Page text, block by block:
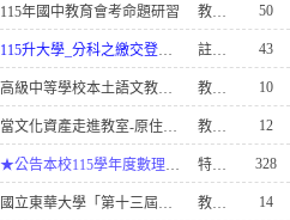
115年國中教育會考命題研習 教學組員二 50
115升大學_分科之繳交登記費與登記分發志願重要資訊 註冊組長 43
高級中等學校本土語文教師增能研習實施計畫 第17 梯次增能研習(原住民族語文) 教學組員二 10
當文化資產走進教室-原住民族文化脈絡、倫理與教學轉化 教學組員二 12
★公告本校115學年度數理資優班鑑定安置名單（錄取名單） 特教組長 328
國立東華大學「第十三屆楊牧文學獎」徵文簡章 教學組員一 14